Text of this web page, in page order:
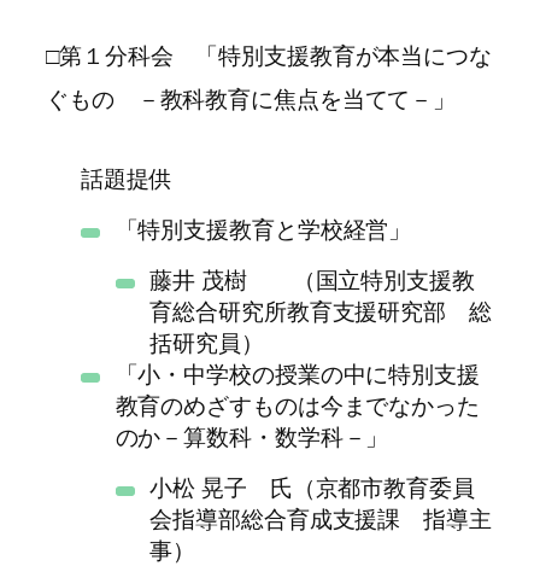
□第１分科会 「特別支援教育が本当につな
ぐもの －教科教育に焦点を当てて－」
話題提供
「特別支援教育と学校経営」
藤井 茂樹 （国立特別支援教
育総合研究所教育支援研究部 総
括研究員）
「小・中学校の授業の中に特別支援
教育のめざすものは今までなかった
のか－算数科・数学科－」
小松 晃子 氏（京都市教育委員
会指導部総合育成支援課 指導主
事）